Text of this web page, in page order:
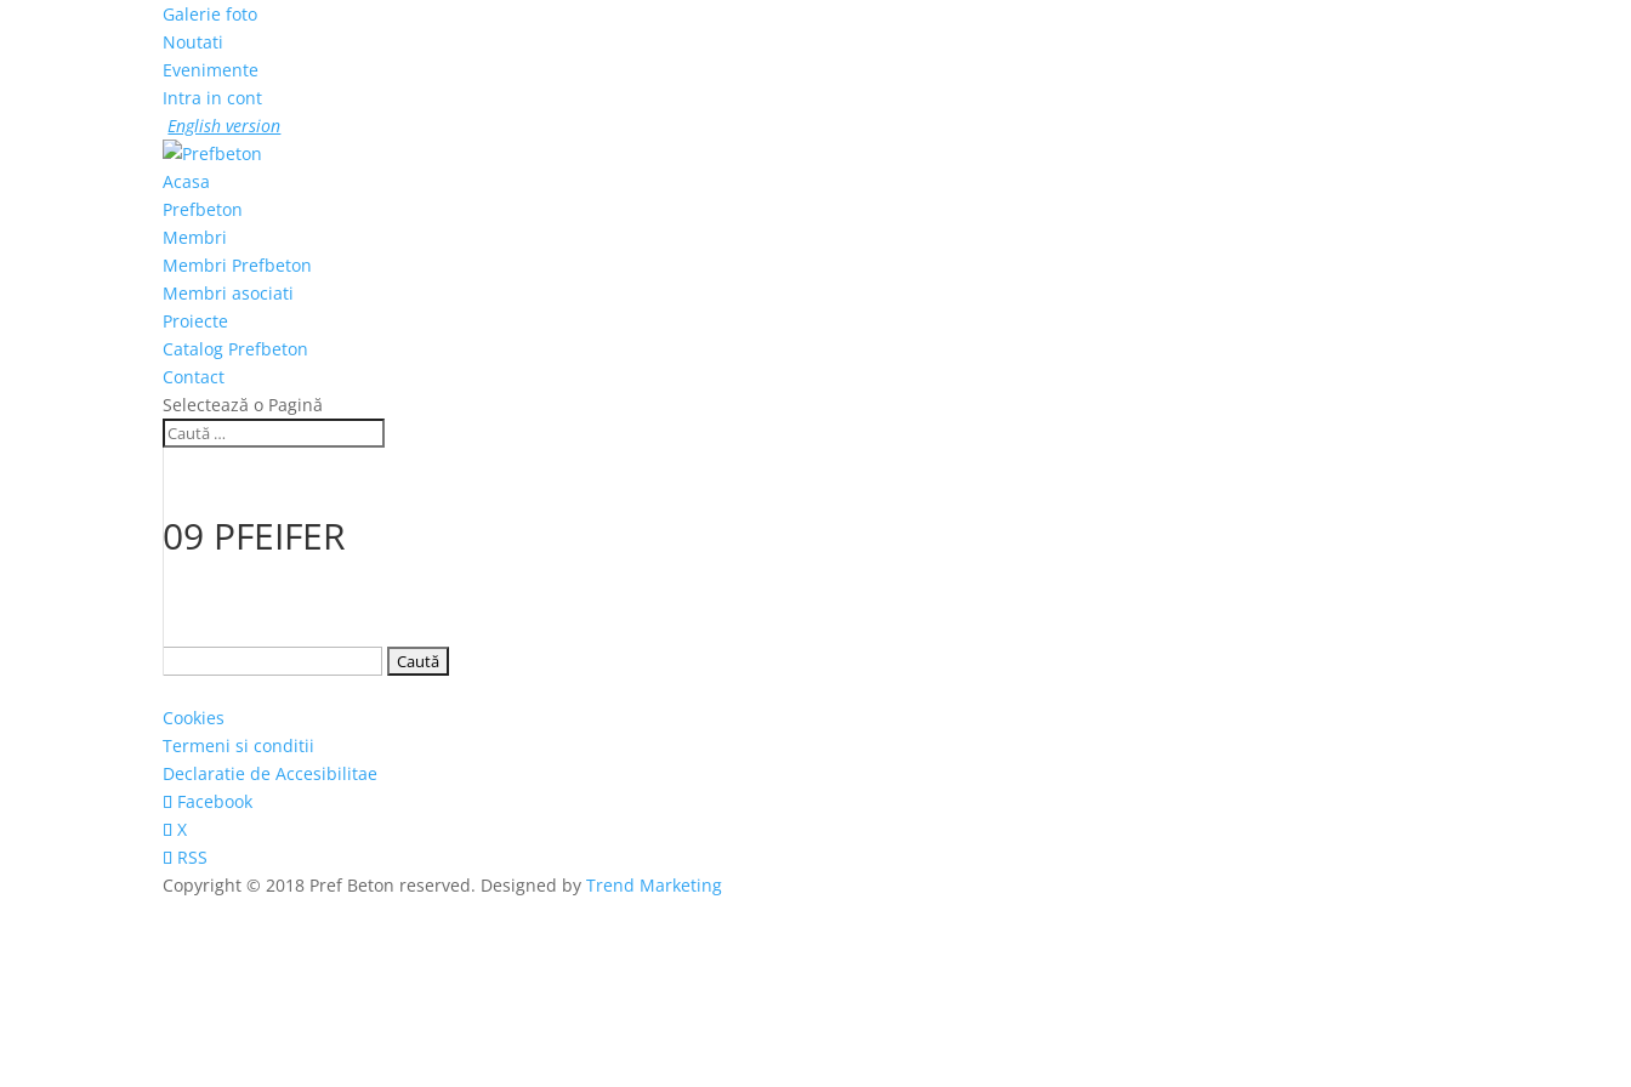
Galerie foto
Noutati
Evenimente
Intra in cont
English version
Acasa
Prefbeton
Membri
Membri Prefbeton
Membri asociati
Proiecte
Catalog Prefbeton
Contact
Selectează o Pagină
09 PFEIFER
Cookies
Termeni si conditii
Declaratie de Accesibilitae
Facebook
X
RSS
Copyright © 2018 Pref Beton reserved. Designed byTrend Marketing